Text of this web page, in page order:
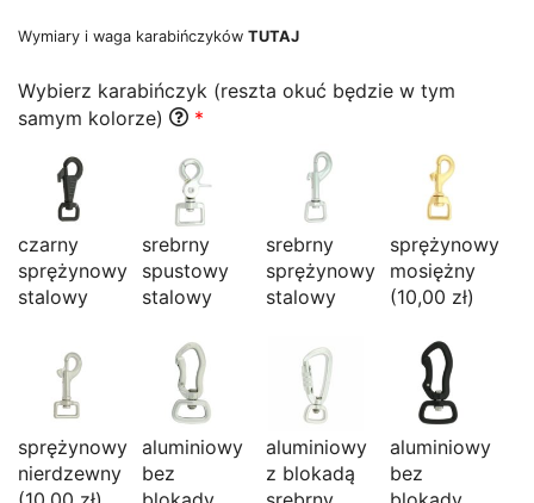
Wymiary i waga karabińczyków TUTAJ
Wybierz karabińczyk (reszta okuć będzie w tym
samym kolorze)
*
czarny
sprężynowy
stalowy
srebrny
spustowy
stalowy
srebrny
sprężynowy
stalowy
sprężynowy
mosiężny
(10,00 zł)
sprężynowy
nierdzewny
aluminiowy
bez
aluminiowy
z blokadą
aluminiowy
bez